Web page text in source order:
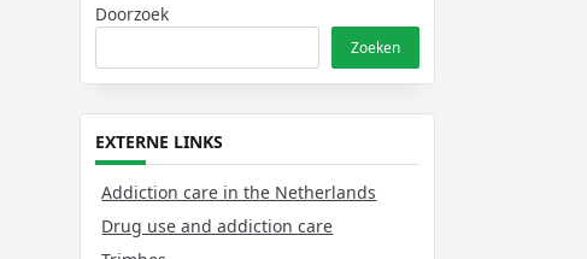
Doorzoek
Zoeken
EXTERNE LINKS
Addiction care in the Netherlands
Drug use and addiction care